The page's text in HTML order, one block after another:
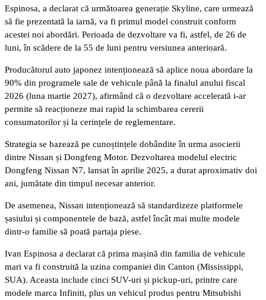
Espinosa, a declarat că următoarea generație Skyline, care urmează
să fie prezentată la iarnă, va fi primul model construit conform
acestei noi abordări. Perioada de dezvoltare va fi, astfel, de 26 de
luni, în scădere de la 55 de luni pentru versiunea anterioară.
Producătorul auto japonez intenționează să aplice noua abordare la
90% din programele sale de vehicule până la finalul anului fiscal
2026 (luna martie 2027), afirmând că o dezvoltare accelerată i-ar
permite să reacționeze mai rapid la schimbarea cererii
consumatorilor și la cerințele de reglementare.
Strategia se bazează pe cunoștințele dobândite în urma asocierii
dintre Nissan și Dongfeng Motor. Dezvoltarea modelul electric
Dongfeng Nissan N7, lansat în aprilie 2025, a durat aproximativ doi
ani, jumătate din timpul necesar anterior.
De asemenea, Nissan intenționează să standardizeze platformele
șasiului și componentele de bază, astfel încât mai multe modele
dintr-o familie să poată partaja piese.
Ivan Espinosa a declarat că prima mașină din familia de vehicule
mari va fi construită la uzina companiei din Canton (Mississippi,
SUA). Aceasta include cinci SUV-uri și pickup-uri, printre care
modele marca Infiniti, plus un vehicul produs pentru Mitsubishi